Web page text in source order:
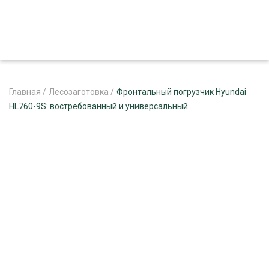
Главная / Лесозаготовка / Фронтальный погрузчик Hyundai
HL760-9S: востребованный и универсальный